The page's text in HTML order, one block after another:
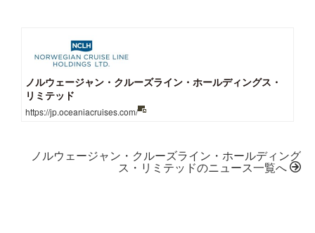
ノルウェージャン・クルーズライン・ホールディングス・
リミテッド
https://jp.oceaniacruises.com/
ノルウェージャン・クルーズライン・ホールディング
ス・リミテッドのニュース一覧へ